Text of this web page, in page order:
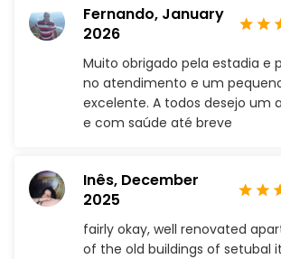
Fernando, January
2026
Muito obrigado pela estadia e
no atendimento e um
excelente. A todos desejo um
e com saúde até breve
Inês, December
2025
fairly okay, well renovated
of the old buildings of setubal